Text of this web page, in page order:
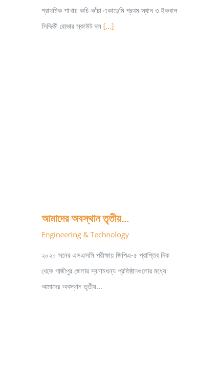
প্রাথমিক শাখায় কচি-কাঁচা একাডেমি প্রথম স্থান ও ইকবাল
সিদ্দিকী রোভার স্কাউট দল [...]
আমাদের অবস্থান তৃতীয়…
Engineering & Technology
২০২০ সনের এসএসসি পরীক্ষায় জিপিএ-৫ প্রাপ্তির দিক
থেকে গাজীপুর জেলার স্বনামধন্য প্রতিষ্ঠানগুলোর মধ্যে
আমাদের অবস্থান তৃতীয়...